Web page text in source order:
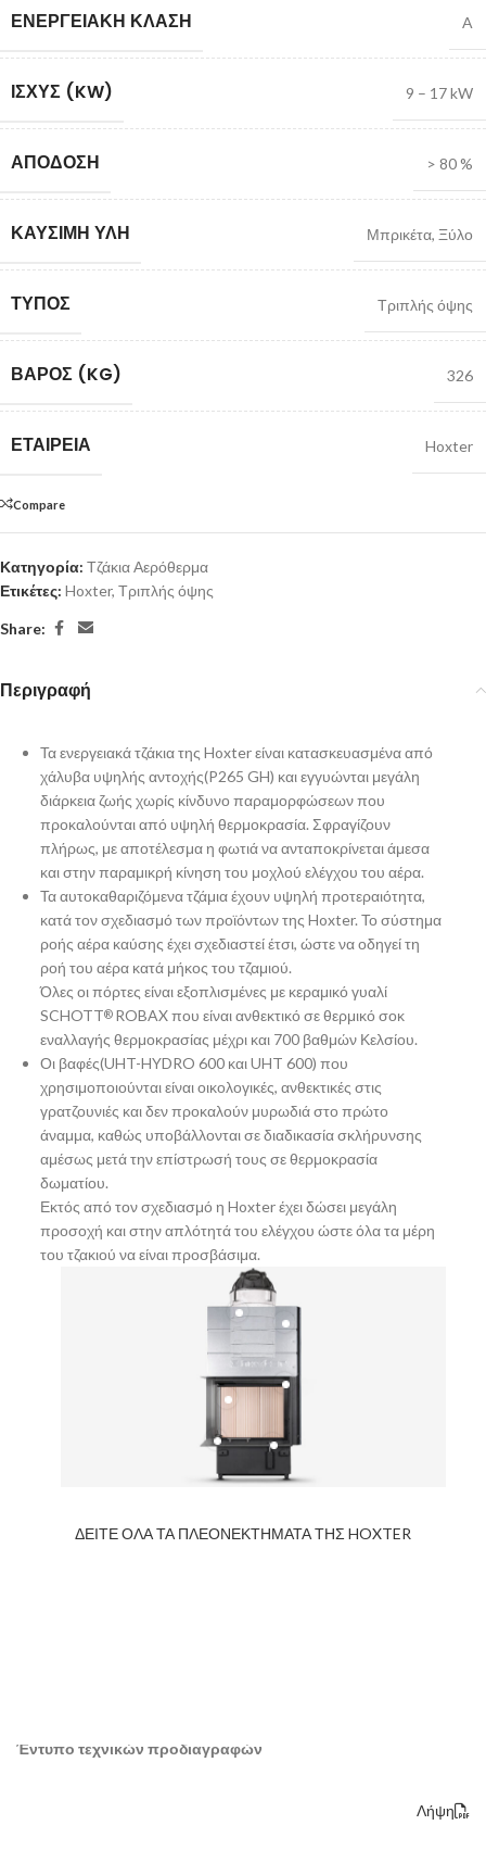
ΕΝΕΡΓΕΙΑΚΉ ΚΛΆΣΗ A
ΙΣΧΎΣ (KW) 9 – 17 kW
ΑΠΌΔΟΣΗ > 80 %
ΚΑΎΣΙΜΗ ΎΛΗ Μπρικέτα, Ξύλο
ΤΎΠΟΣ Τριπλής όψης
ΒΆΡΟΣ (KG) 326
ΕΤΑΙΡΕΊΑ Hoxter
Compare
Κατηγορία: Τζάκια Αερόθερμα
Ετικέτες: Hoxter, Τριπλής όψης
Share:
Περιγραφή
Τα ενεργειακά τζάκια της Hoxter είναι κατασκευασμένα από
χάλυβα υψηλής αντοχής(P265 GH) και εγγυώνται μεγάλη
διάρκεια ζωής χωρίς κίνδυνο παραμορφώσεων που
προκαλούνται από υψηλή θερμοκρασία. Σφραγίζουν
πλήρως, με αποτέλεσμα η φωτιά να ανταποκρίνεται άμεσα
και στην παραμικρή κίνηση του μοχλού ελέγχου του αέρα.
Τα αυτοκαθαριζόμενα τζάμια έχουν υψηλή προτεραιότητα,
κατά τον σχεδιασμό των προϊόντων της Hoxter. Το σύστημα
ροής αέρα καύσης έχει σχεδιαστεί έτσι, ώστε να οδηγεί τη
ροή του αέρα κατά μήκος του τζαμιού.
Όλες οι πόρτες είναι εξοπλισμένες με κεραμικό γυαλί
SCHOTT® ROBAX που είναι ανθεκτικό σε θερμικό σοκ
εναλλαγής θερμοκρασίας μέχρι και 700 βαθμών Κελσίου.
Οι βαφές(UHT-HYDRO 600 και UHT 600) που
χρησιμοποιούνται είναι οικολογικές, ανθεκτικές στις
γρατζουνιές και δεν προκαλούν μυρωδιά στο πρώτο
άναμμα, καθώς υποβάλλονται σε διαδικασία σκλήρυνσης
αμέσως μετά την επίστρωσή τους σε θερμοκρασία
δωματίου.
Εκτός από τον σχεδιασμό η Hoxter έχει δώσει μεγάλη
προσοχή και στην απλότητά του ελέγχου ώστε όλα τα μέρη
του τζακιού να είναι προσβάσιμα.
ΔΕΙΤΕ ΟΛΑ ΤΑ ΠΛΕΟΝΕΚΤΗΜΑΤΑ ΤΗΣ HOXTER
Έντυπο τεχνικών προδιαγραφών
Λήψη